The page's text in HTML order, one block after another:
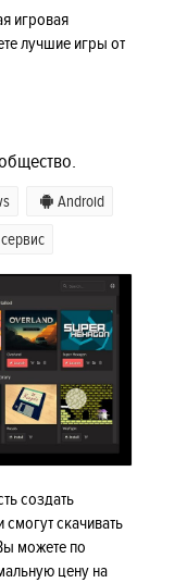
игровая
лучшие игры от
Android
создать
скачивать
можете по
цену на